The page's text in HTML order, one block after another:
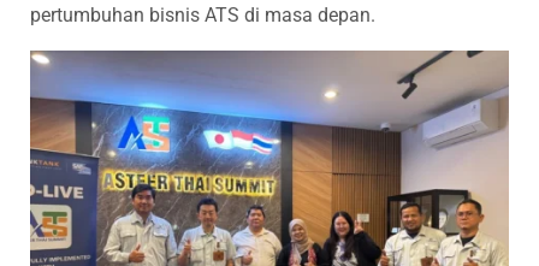
pertumbuhan bisnis ATS di masa depan.